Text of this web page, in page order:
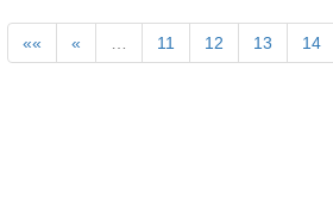
«« « … 11 12 13 14